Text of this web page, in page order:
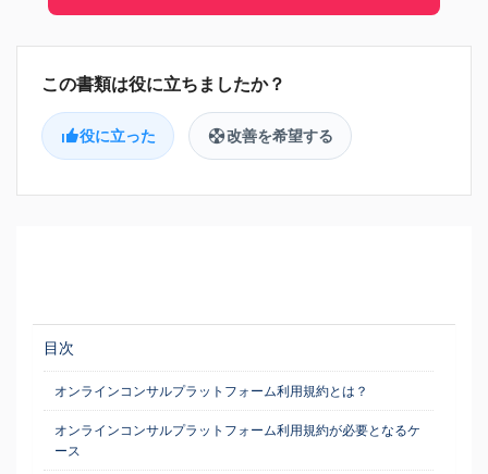
役に立った 改善を希望する
目次
オンラインコンサルプラットフォーム利用規約とは？
オンラインコンサルプラットフォーム利用規約が必要となるケ
ース